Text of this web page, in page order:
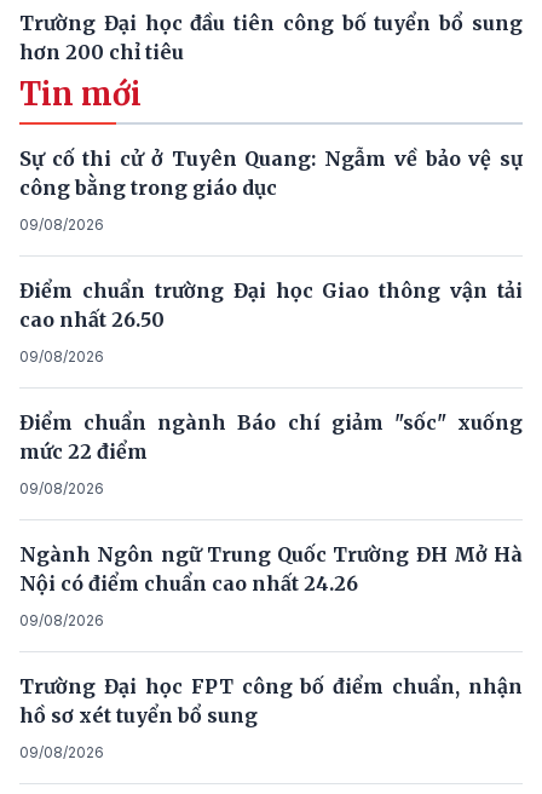
Trường Đại học đầu tiên công bố tuyển bổ sung
hơn 200 chỉ tiêu
Tin mới
Sự cố thi cử ở Tuyên Quang: Ngẫm về bảo vệ sự
công bằng trong giáo dục
09/08/2026
Điểm chuẩn trường Đại học Giao thông vận tải
cao nhất 26.50
09/08/2026
Điểm chuẩn ngành Báo chí giảm "sốc" xuống
mức 22 điểm
09/08/2026
Ngành Ngôn ngữ Trung Quốc Trường ĐH Mở Hà
Nội có điểm chuẩn cao nhất 24.26
09/08/2026
Trường Đại học FPT công bố điểm chuẩn, nhận
hồ sơ xét tuyển bổ sung
09/08/2026